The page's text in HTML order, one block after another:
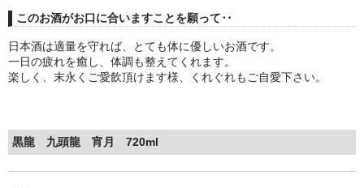
このお酒がお口に合いますことを願って‥
日本酒は適量を守れば、とても体に優しいお酒です。
一日の疲れを癒し、体調も整えてくれます。
楽しく、末永くご愛飲頂けます様、くれぐれもご自愛下さい。
黒龍 九頭龍 宵月 720ml